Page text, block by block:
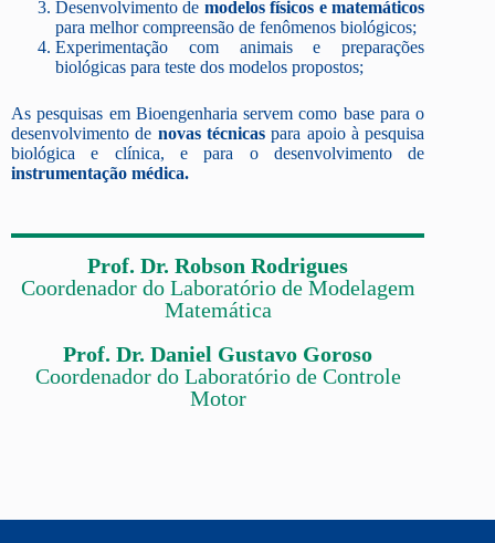
Desenvolvimento de modelos físicos e matemáticos
para melhor compreensão de fenômenos biológicos;
Experimentação com animais e preparações
biológicas para teste dos modelos propostos;
As pesquisas em Bioengenharia servem como base para o
desenvolvimento de novas técnicaspara apoio à pesquisa
biológica e clínica, e para o desenvolvimento de
instrumentação médica.
Prof. Dr. Robson Rodrigues
Coordenador do Laboratório de Modelagem
Matemática
Prof. Dr. Daniel Gustavo Goroso
Coordenador do Laboratório de Controle
Motor